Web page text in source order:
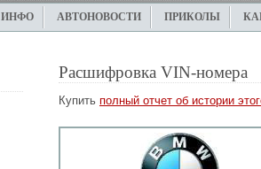
ИНФО АВТОНОВОСТИ ПРИКОЛЫ
Расшифровка VIN-номера
Купить полный отчет об истории